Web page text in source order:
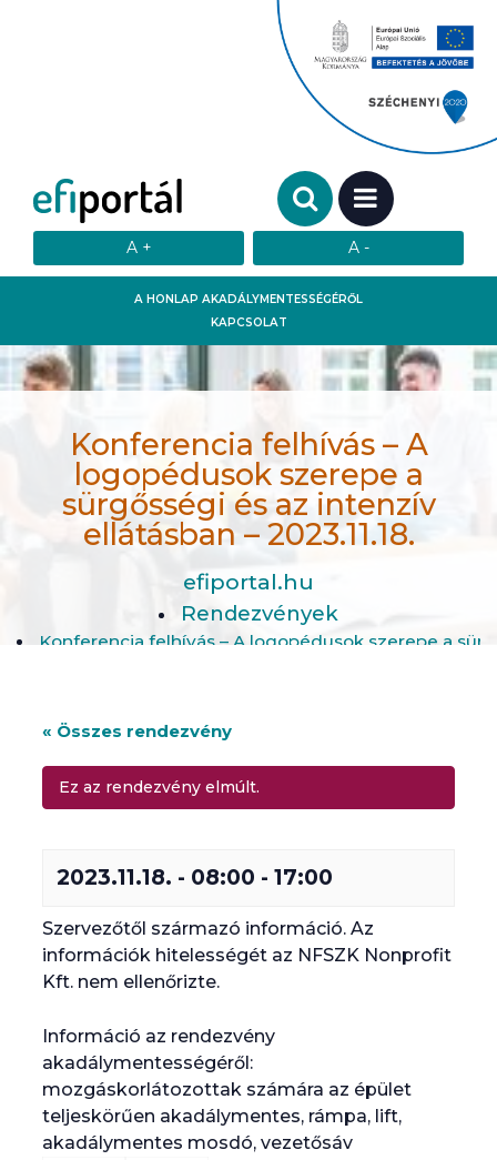
A HONLAP AKADÁLYMENTESSÉGÉRŐL
KAPCSOLAT
Keresendő szó:
MENÜ
Konferencia felhívás – A
logopédusok szerepe a
sürgősségi és az intenzív
ellátásban – 2023.11.18.
efiportal.hu
Rendezvények
Konferencia felhívás – A logopédusok szerepe a
« Összes rendezvény
Ez az rendezvény elmúlt.
2023.11.18. - 08:00 - 17:00
Szervezőtől származó információ. Az
információk hitelességét az NFSZK Nonprofit
Kft. nem ellenőrizte.
Információ az rendezvény
akadálymentességéről:
mozgáskorlátozottak számára az épület
teljeskörűen akadálymentes, rámpa, lift,
akadálymentes mosdó, vezetősáv